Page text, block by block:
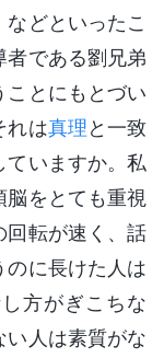
どといったこ
者である劉兄弟
ことにもとづい
れは真理と一致
ていますか。私
をとても重視
回転が速く、話
のに長けた人は
方がぎこちな
い人は素質がな